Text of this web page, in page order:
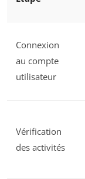
Connexion
au compte
utilisateur
Vérification
des activités